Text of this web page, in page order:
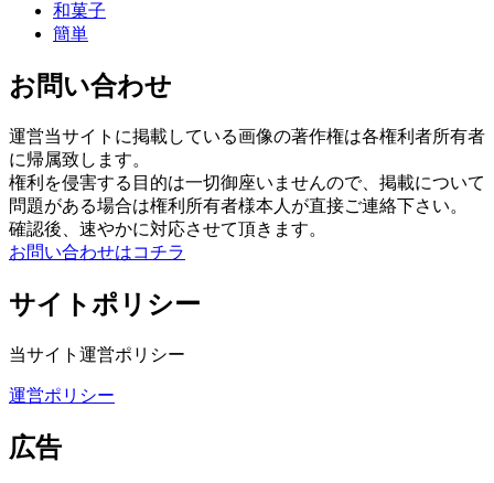
和菓子
簡単
お問い合わせ
運営当サイトに掲載している画像の著作権は各権利者所有者
に帰属致します。
権利を侵害する目的は一切御座いませんので、掲載について
問題がある場合は権利所有者様本人が直接ご連絡下さい。
確認後、速やかに対応させて頂きます。
お問い合わせはコチラ
サイトポリシー
当サイト運営ポリシー
運営ポリシー
広告